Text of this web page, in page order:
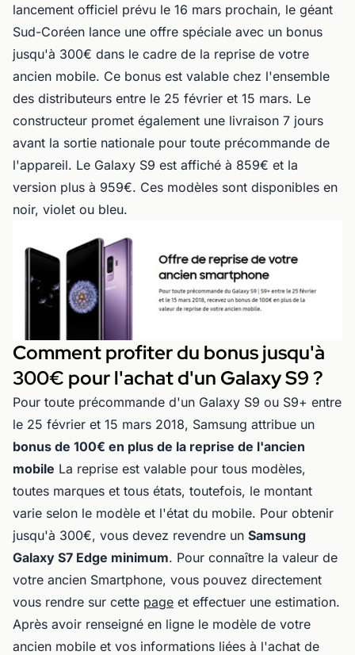
lancement officiel prévu le 16 mars prochain, le géant
Sud-Coréen lance une offre spéciale avec un bonus
jusqu'à 300€ dans le cadre de la reprise de votre
ancien mobile. Ce bonus est valable chez l'ensemble
des distributeurs entre le 25 février et 15 mars. Le
constructeur promet également une livraison 7 jours
avant la sortie nationale pour toute précommande de
l'appareil. Le Galaxy S9 est affiché à 859€ et la
version plus à 959€. Ces modèles sont disponibles en
noir, violet ou bleu.
Comment profiter du bonus jusqu'à
300€ pour l'achat d'un Galaxy S9 ?
Pour toute précommande d'un Galaxy S9 ou S9+ entre
le 25 février et 15 mars 2018, Samsung attribue un
bonus de 100€ en plus de la reprise de l'ancien
mobile La reprise est valable pour tous modèles,
toutes marques et tous états, toutefois, le montant
varie selon le modèle et l'état du mobile. Pour obtenir
jusqu'à 300€, vous devez revendre un Samsung
Galaxy S7 Edge minimum. Pour connaître la valeur de
votre ancien Smartphone, vous pouvez directement
vous rendre sur cette page et effectuer une estimation.
Après avoir renseigné en ligne le modèle de votre
ancien mobile et vos informations liées à l'achat de